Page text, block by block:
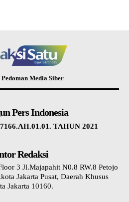
Pedoman Media Siber
Pers Indonesia
TAHUN 2021
Redaksi
3 Jl.Majapahit N0.8 RW.8 Petojo
Jakarta Pusat, Daerah Khusus
Jakarta 10160.